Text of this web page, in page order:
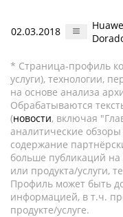
02.03.2018
* Страница-профиль
услуги), технологии,
на основе анализа
Обрабатываются
(новости, включая
аналитические
содержание
больше публикаций
или продукта/услуги,
Профиль может быть
информацией, в т.ч.
продукте/услуге.